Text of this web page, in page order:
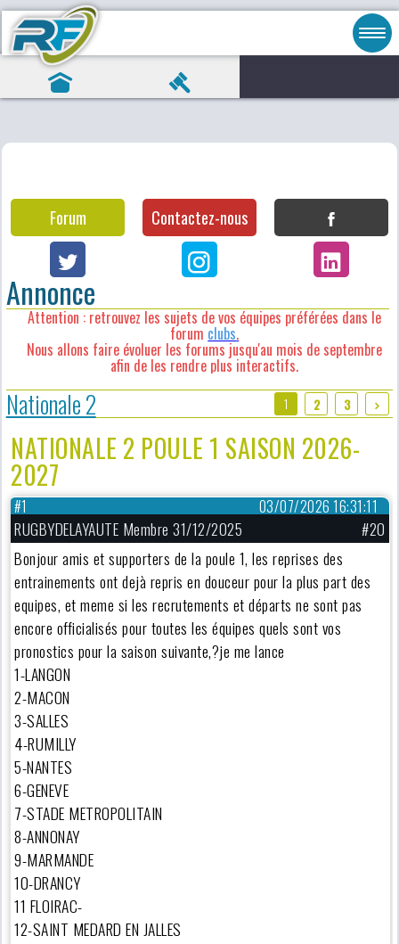
Forum Contactez-nous
Annonce
Attention : retrouvez les sujets de vos équipes préférées dans le
forum clubs.
Nous allons faire évoluer les forums jusqu'au mois de septembre
afin de les rendre plus interactifs.
Nationale 2 1 2 3
NATIONALE 2 POULE 1 SAISON 2026-
2027
03/07/2026 16:31:11
#1
RUGBYDELAYAUTE Membre 31/12/2025
#20
Bonjour amis et supporters de la poule 1, les reprises des
entrainements ont dejà repris en douceur pour la plus part des
equipes, et meme si les recrutements et départs ne sont pas
encore officialisés pour toutes les équipes quels sont vos
pronostics pour la saison suivante,?je me lance
1-LANGON
2-MACON
3-SALLES
4-RUMILLY
5-NANTES
6-GENEVE
7-STADE METROPOLITAIN
8-ANNONAY
9-MARMANDE
10-DRANCY
11 FLOIRAC-
12-SAINT MEDARD EN JALLES